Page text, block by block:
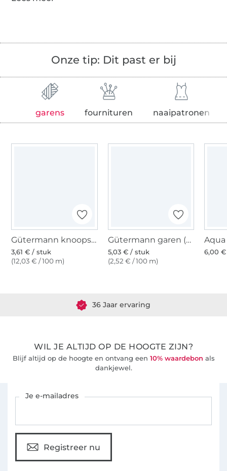
Onze tip: Dit past er bij
garens fournituren naaipatronen
Gütermann knoopsgatgaren (800) wit
3,61 € / stuk
(12,03 € / 100 m)
Gütermann garen (800) wit
5,03 € / stuk
(2,52 € / 100 m)
6,00
36 Jaar ervaring
WIL JE ALTIJD OP DE HOOGTE ZIJN?
Blijf altijd op de hoogte en ontvang een 10% waardebon als
dankjewel.
Je e-mailadres
Registreer nu